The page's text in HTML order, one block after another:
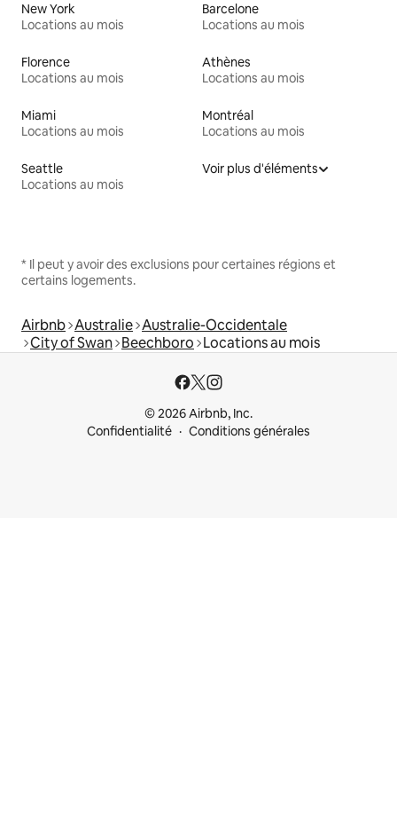
New York
Locations au mois
Barcelone
Locations au mois
Florence
Locations au mois
Athènes
Locations au mois
Miami
Locations au mois
Montréal
Locations au mois
Seattle
Locations au mois
Voir plus d'éléments
* Il peut y avoir des exclusions pour certaines régions et
certains logements.
Airbnb Australie Australie-Occidentale
City of Swan Beechboro Locations au mois
© 2026 Airbnb, Inc.
Confidentialité
Conditions générales